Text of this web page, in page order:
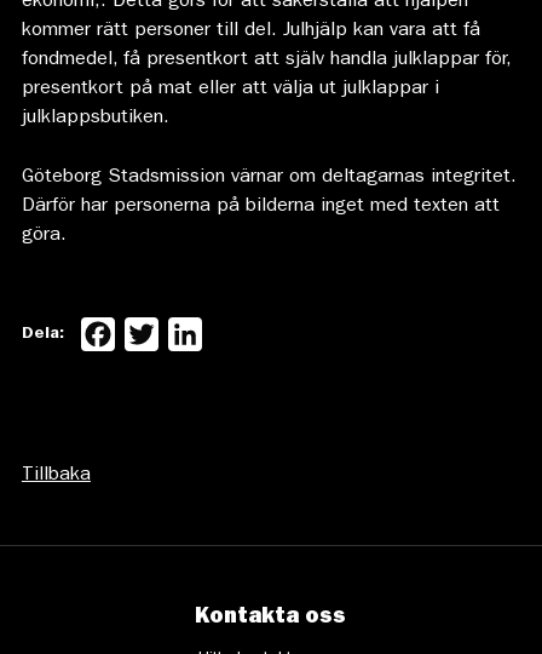
kommer rätt personer till del. Julhjälp kan vara att få
fondmedel, få presentkort att själv handla julklappar för,
presentkort på mat eller att välja ut julklappar i
julklappsbutiken.
Göteborg Stadsmission värnar om deltagarnas integritet.
Därför har personerna på bilderna inget med texten att
göra.
Dela: Facebook
Twitter
Tillbaka
Kontakta oss